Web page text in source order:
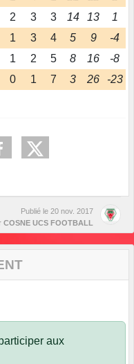
2 3 3 14 13
1
1 3 4 5 9
-4
1 2 5 8 16
-8
0 1 7 3 26 -23
Publié le 20 nov. 2017
COSNE UCS FOOTBALL
aux